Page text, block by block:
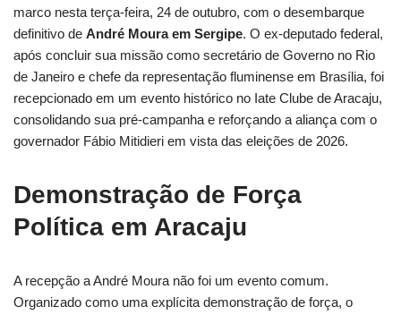
marco nesta terça-feira, 24 de outubro, com o desembarque
definitivo de André Moura em Sergipe. O ex-deputado federal,
após concluir sua missão como secretário de Governo no Rio
de Janeiro e chefe da representação fluminense em Brasília, foi
recepcionado em um evento histórico no Iate Clube de Aracaju,
consolidando sua pré-campanha e reforçando a aliança com o
governador Fábio Mitidieri em vista das eleições de 2026.
Demonstração de Força
Política em Aracaju
A recepção a André Moura não foi um evento comum.
Organizado como uma explícita demonstração de força, o